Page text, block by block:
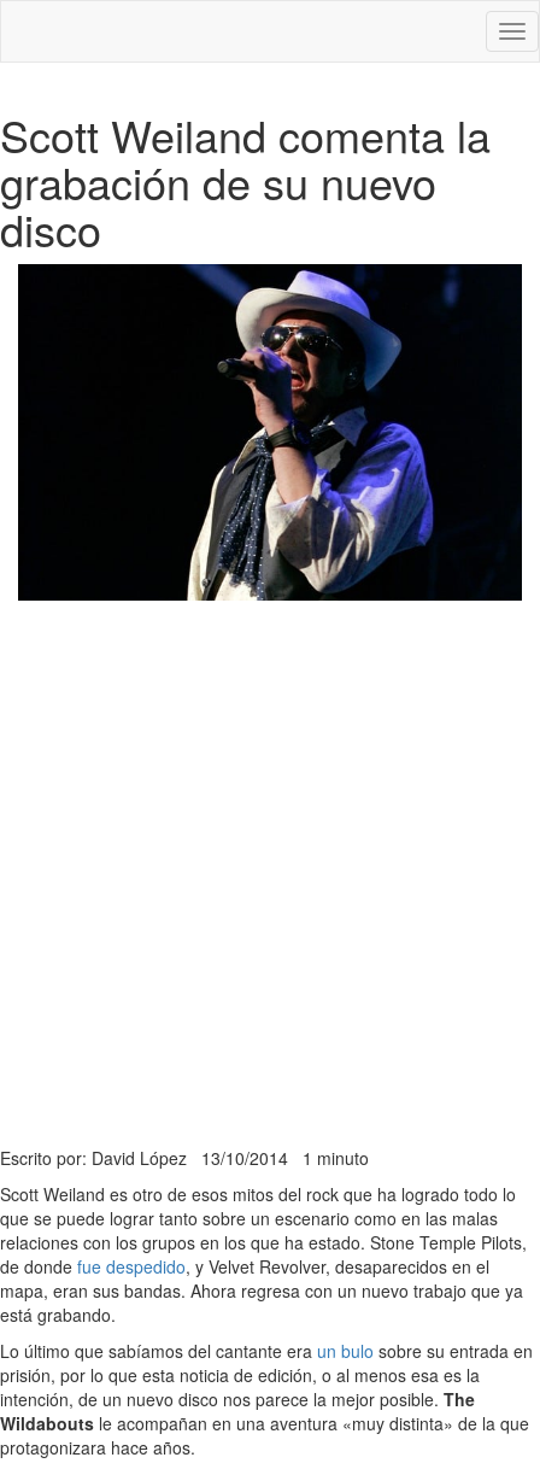
Scott Weiland comenta la
grabación de su nuevo
disco
Escrito por: David López 13/10/2014 1 minuto
Scott Weiland es otro de esos mitos del rock que ha logrado todo lo
que se puede lograr tanto sobre un escenario como en las malas
relaciones con los grupos en los que ha estado. Stone Temple Pilots,
de donde fue despedido, y Velvet Revolver, desaparecidos en el
mapa, eran sus bandas. Ahora regresa con un nuevo trabajo que ya
está grabando.
Lo último que sabíamos del cantante era un bulo sobre su entrada en
prisión, por lo que esta noticia de edición, o al menos esa es la
intención, de un nuevo disco nos parece la mejor posible. The
Wildabouts le acompañan en una aventura «muy distinta» de la que
protagonizara hace años.